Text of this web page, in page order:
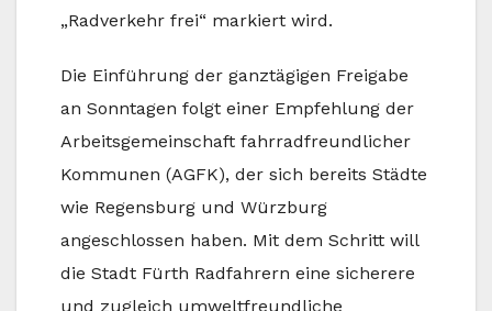
„Radverkehr frei“ markiert wird.
Die Einführung der ganztägigen Freigabe
an Sonntagen folgt einer Empfehlung der
Arbeitsgemeinschaft fahrradfreundlicher
Kommunen (AGFK), der sich bereits Städte
wie Regensburg und Würzburg
angeschlossen haben. Mit dem Schritt will
die Stadt Fürth Radfahrern eine sicherere
und zugleich umweltfreundliche